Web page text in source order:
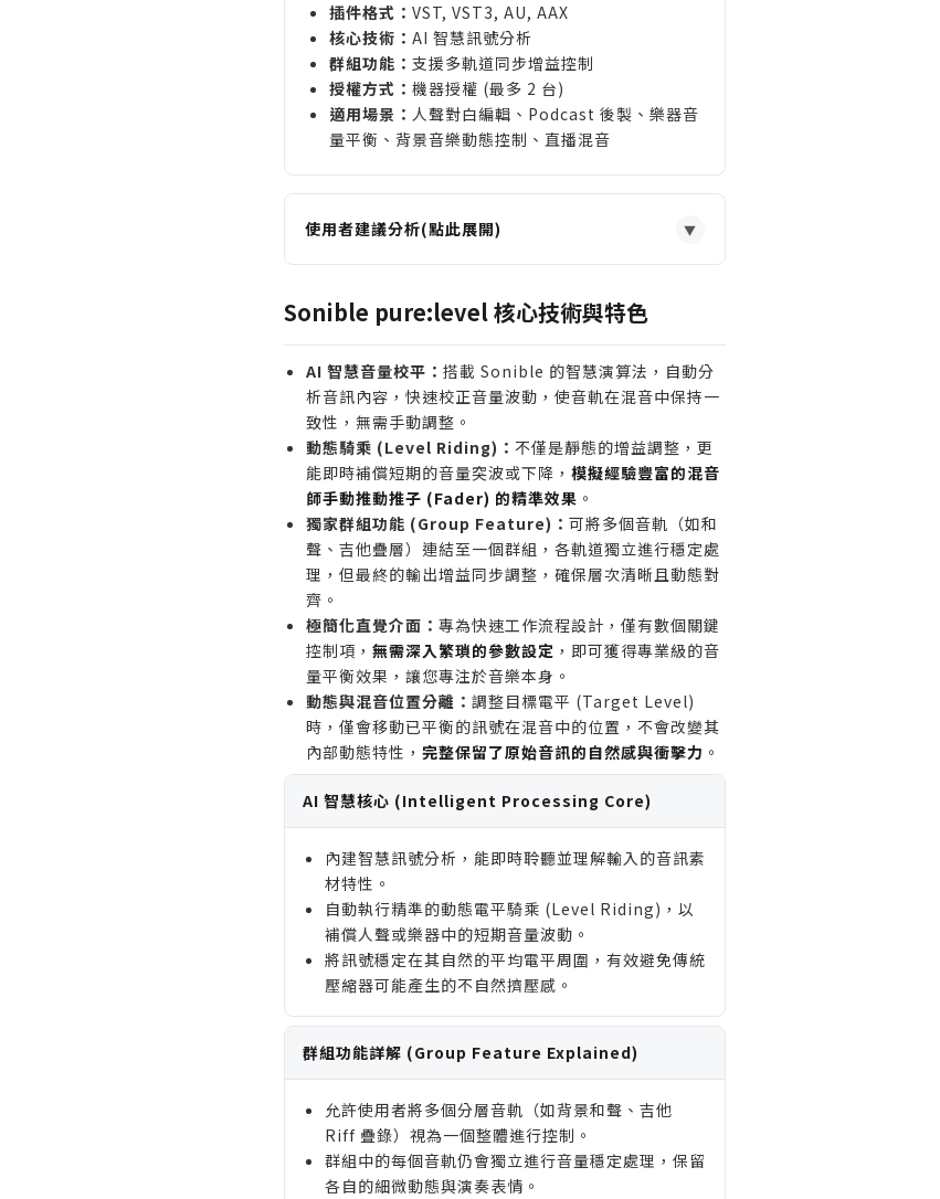
插件格式： VST, VST3, AU, AAX
核心技術： AI 智慧訊號分析
群組功能： 支援多軌道同步增益控制
授權方式： 機器授權 (最多 2 台)
適用場景： 人聲對白編輯、Podcast 後製、樂器音
量平衡、背景音樂動態控制、直播混音
使用者建議分析(點此展開) ▼
需要快速處理大量人聲或對白，追求極致效率的
Podcast 剪輯師或影片後製人員。
剛入門混音的新手，希望在不了解複雜壓縮器設定
下，快速獲得穩定、清晰的人聲音軌。
專業混音師需要一個可靠的工具來處理背景和聲或
樂器疊層，確保整體動態一致且層次分明。
誰不適合購買
偏好完全手動控制，享受精雕細琢每一段音量自動
化曲線的資深音訊工程師。
尋找帶有強烈音染或類比特色的壓縮器，而非追求
通透、忠實原音音質的用戶。
工作系統不支援 VST/AU/AAX 插件格式的數位音訊
工作站 (DAW) 使用者。
Sonible pure:level 核心技術與特色
AI 智慧音量校平： 搭載 Sonible 的智慧演算法，自動分
析音訊內容，快速校正音量波動，使音軌在混音中保持一
致性，無需手動調整。
動態騎乘 (Level Riding)： 不僅是靜態的增益調整，更
能即時補償短期的音量突波或下降， 模擬經驗豐富的混音
師手動推動推子 (Fader) 的精準效果 。
獨家群組功能 (Group Feature)： 可將多個音軌（如和
聲、吉他疊層）連結至一個群組，各軌道獨立進行穩定處
理，但最終的輸出增益同步調整，確保層次清晰且動態對
齊。
極簡化直覺介面： 專為快速工作流程設計，僅有數個關鍵
控制項， 無需深入繁瑣的參數設定 ，即可獲得專業級的音
量平衡效果，讓您專注於音樂本身。
動態與混音位置分離： 調整目標電平 (Target Level)
時，僅會移動已平衡的訊號在混音中的位置，不會改變其
內部動態特性， 完整保留了原始音訊的自然感與衝擊力 。
AI 智慧核心 (Intelligent Processing Core)
內建智慧訊號分析，能即時聆聽並理解輸入的音訊素
材特性。
自動執行精準的動態電平騎乘 (Level Riding)，以
補償人聲或樂器中的短期音量波動。
將訊號穩定在其自然的平均電平周圍，有效避免傳統
壓縮器可能產生的不自然擠壓感。
群組功能詳解 (Group Feature Explained)
允許使用者將多個分層音軌（如背景和聲、吉他
Riff 疊錄）視為一個整體進行控制。
群組中的每個音軌仍會獨立進行音量穩定處理，保留
各自的細微動態與演奏表情。